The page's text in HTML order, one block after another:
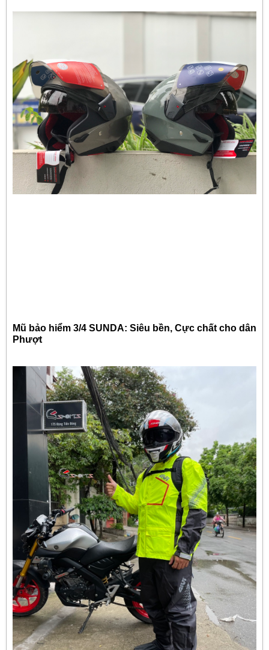
Mũ bảo hiểm 3/4 SUNDA: Siêu bền, Cực chất cho dân
Phượt